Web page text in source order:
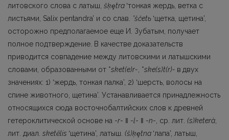
литовского слова с латыш, šķȩtra ʽтонкая жердь, ветка с
листьями, Salix pentandra’ и со слав.
*ščetь ʽщетка, щетина’,
осторожно предполагаемое еще И. Зубатым, получает
полное подтверж­дение. В качестве доказательств
приводится совпадение между литовскими и латышскими
словами, образованными от *sket(e)r- , *ske(s)t(r)- в двух
значениях: 1) ʽжердь, тонкая палка’, 2) ʽшерсть, волосы на
спине животного, щетина’. Устанавливается принадлежность
относя­щихся сюда восточнобалтийских слов к древней
гетероклитической основе на -r- ‖ -l- ‖ -n-, ср. лит. (s)keterà
лит. диал. sketẽlis ʽщетина’, латыш. (š)ķȩtna ʽлапа’, латыш,